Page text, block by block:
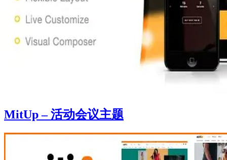
MitUp – 活动会议主题